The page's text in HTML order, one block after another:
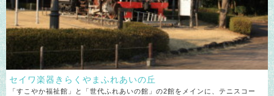
セイワ楽器きらくやまふれあいの丘
「すこやか福祉館」と「世代ふれあいの館」の2館をメインに、テニスコー